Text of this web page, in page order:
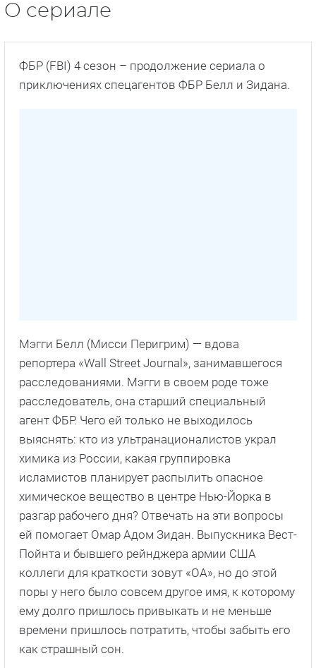
О сериале
ФБР (FBI) 4 сезон – продолжение сериала о
приключениях спецагентов ФБР Белл и Зидана.
Мэгги Белл (Мисси Перигрим) — вдова
репортера «Wall Street Journal», занимавшегося
расследованиями. Мэгги в своем роде тоже
расследователь, она старший специальный
агент ФБР. Чего ей только не выходилось
выяснять: кто из ультранационалистов украл
химика из России, какая группировка
исламистов планирует распылить опасное
химическое вещество в центре Нью-Йорка в
разгар рабочего дня? Отвечать на эти вопросы
ей помогает Омар Адом Зидан. Выпускника Вест-
Пойнта и бывшего рейнджера армии США
коллеги для краткости зовут «ОА», но до этой
поры у него было совсем другое имя, к которому
ему долго пришлось привыкать и не меньше
времени пришлось потратить, чтобы забыть его
как страшный сон.